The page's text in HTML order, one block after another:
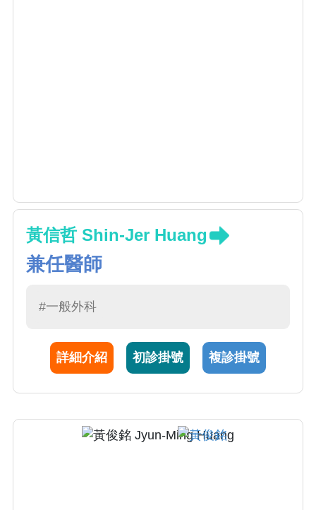
黃信哲 Shin-Jer Huang
兼任醫師
#一般外科
詳細介紹 初診掛號 複診掛號